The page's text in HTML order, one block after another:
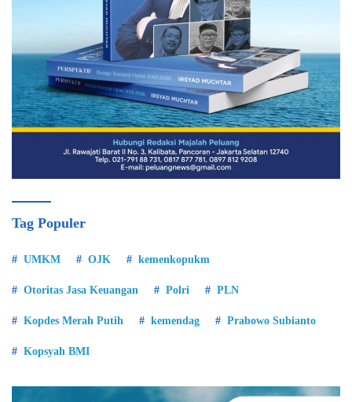
Tag Populer
UMKM OJK kemenkopukm
Otoritas Jasa Keuangan Polri PLN
Kopdes Merah Putih kemendag Prabowo Subianto
Kopsyah BMI